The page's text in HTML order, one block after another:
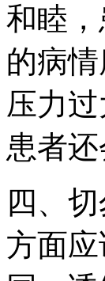
和睦
的病
压力
患者还
四、
方面